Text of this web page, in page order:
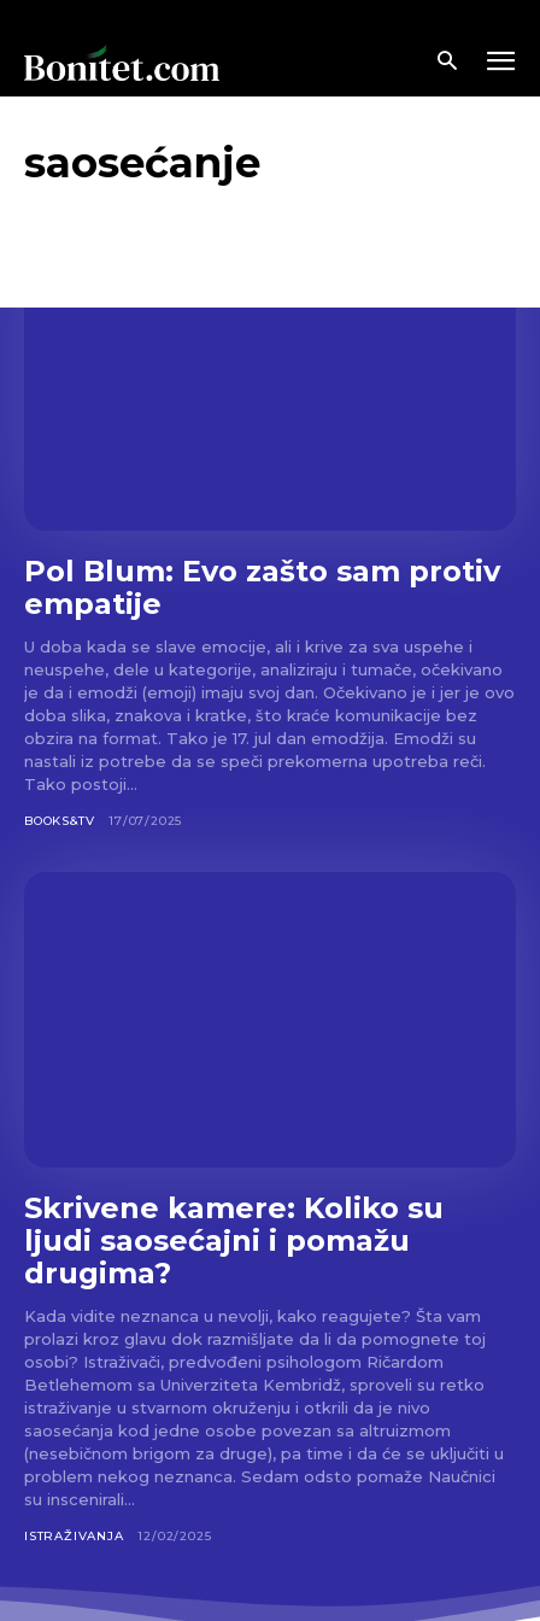
saosećanje
Pol Blum: Evo zašto sam protiv
empatije
U doba kada se slave emocije, ali i krive za sva uspehe i
neuspehe, dele u kategorije, analiziraju i tumače, očekivano
je da i emodži (emoji) imaju svoj dan. Očekivano je i jer je ovo
doba slika, znakova i kratke, što kraće komunikacije bez
obzira na format. Tako je 17. jul dan emodžija. Emodži su
nastali iz potrebe da se speči prekomerna upotreba reči.
Tako postoji...
BOOKS&TV 17/07/2025
Skrivene kamere: Koliko su
ljudi saosećajni i pomažu
drugima?
Kada vidite neznanca u nevolji, kako reagujete? Šta vam
prolazi kroz glavu dok razmišljate da li da pomognete toj
osobi? Istraživači, predvođeni psihologom Ričardom
Betlehemom sa Univerziteta Kembridž, sproveli su retko
istraživanje u stvarnom okruženju i otkrili da je nivo
saosećanja kod jedne osobe povezan sa altruizmom
(nesebičnom brigom za druge), pa time i da će se uključiti u
problem nekog neznanca. Sedam odsto pomaže Naučnici
su inscenirali...
ISTRAŽIVANJA 12/02/2025